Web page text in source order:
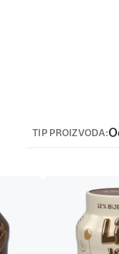
TIP PROIZVODA: